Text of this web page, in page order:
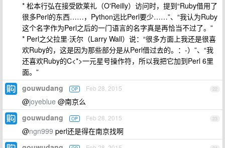
* 松本行弘在接受欧莱礼（O'Reilly）访问时，提到“Ruby借用了
很多Perl的东西……，Python远比Perl要少……”、“我认为Ruby
这个名字作为Perl之后的一门语言的名字真是再恰当不过了。”
* Perl之父拉里·沃尔（Larry Wall）说：“很多方面上我还是很喜
欢Ruby的，这是因为那些部分是从Perl借过去的。：-）”、“我
还喜欢Ruby的C<*>一元星号操作符，所以我把它加到Perl 6里
面。”
22
gouwudang OP Feb 28, 2015
@joyeblue @南京么
23
gouwudang OP Feb 28, 2015
@ngn999 perl还是得在南京找啊